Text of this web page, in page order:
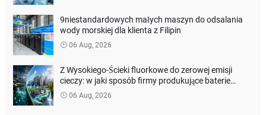
9niestandardowych małych maszyn do odsalania
wody morskiej dla klienta z Filipin
06 Aug, 2026
Z Wysokiego-Ścieki fluorkowe do zerowej emisji
cieczy: w jaki sposób firmy produkujące baterie
litowe mogą obniżyć koszty oczyszczania
środowiska?
06 Aug, 2026